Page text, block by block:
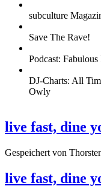
subculture
Save The Rave!
Podcast:
DJ-Charts: All
Owly
live fast, dine
Gespeichert von
live fast, dine